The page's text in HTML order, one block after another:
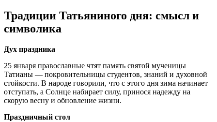
Традиции Татьяниного дня: смысл и
символика
Дух праздника
25 января православные чтят память святой мученицы
Татианы — покровительницы студентов, знаний и духовной
стойкости. В народе говорили, что с этого дня зима начинает
отступать, а Солнце набирает силу, принося надежду на
скорую весну и обновление жизни.
Праздничный стол